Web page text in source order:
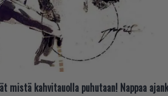
mistä kahvitauolla puhutaan! Nappaa